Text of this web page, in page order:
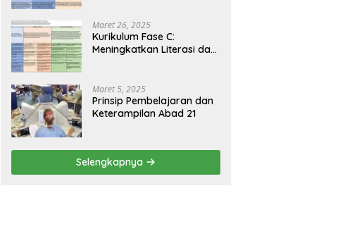
Maret 26, 2025
Kurikulum Fase C:
Meningkatkan Literasi dan
Maret 5, 2025
Prinsip Pembelajaran dan
Keterampilan Abad 21
Selengkapnya